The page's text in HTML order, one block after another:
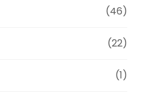
(46)
(22)
(1)